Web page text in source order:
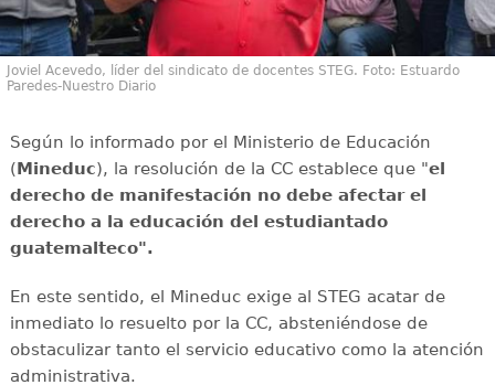
Joviel Acevedo, líder del sindicato de docentes STEG. Foto: Estuardo
Paredes-Nuestro Diario
Según lo informado por el Ministerio de Educación
( Mineduc), la resolución de la CC establece que "el
derecho de manifestación no debe afectar el
derecho a la educación del estudiantado
guatemalteco".
En este sentido, el Mineduc exige al STEG acatar de
inmediato lo resuelto por la CC, absteniéndose de
obstaculizar tanto el servicio educativo como la atención
administrativa.